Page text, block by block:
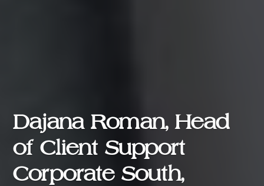
Dajana Roman, Head
of Client Support
Corporate South,